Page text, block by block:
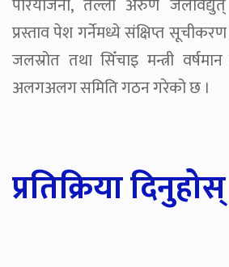
परियोजना, तल्लो अरुण जलविद्युत्
प्रस्ताव पेश गर्नेमध्ये संक्षिप्त
जलस्रोत तथा सिँचाइ मन्त्री
अलगअलग समिति गठन गरेको छ ।
प्रतिक्रिया दिनुहोस्